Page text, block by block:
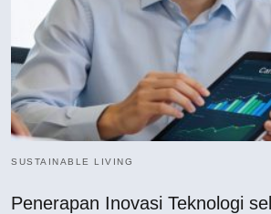
SUSTAINABLE LIVING
Penerapan Inovasi Teknologi